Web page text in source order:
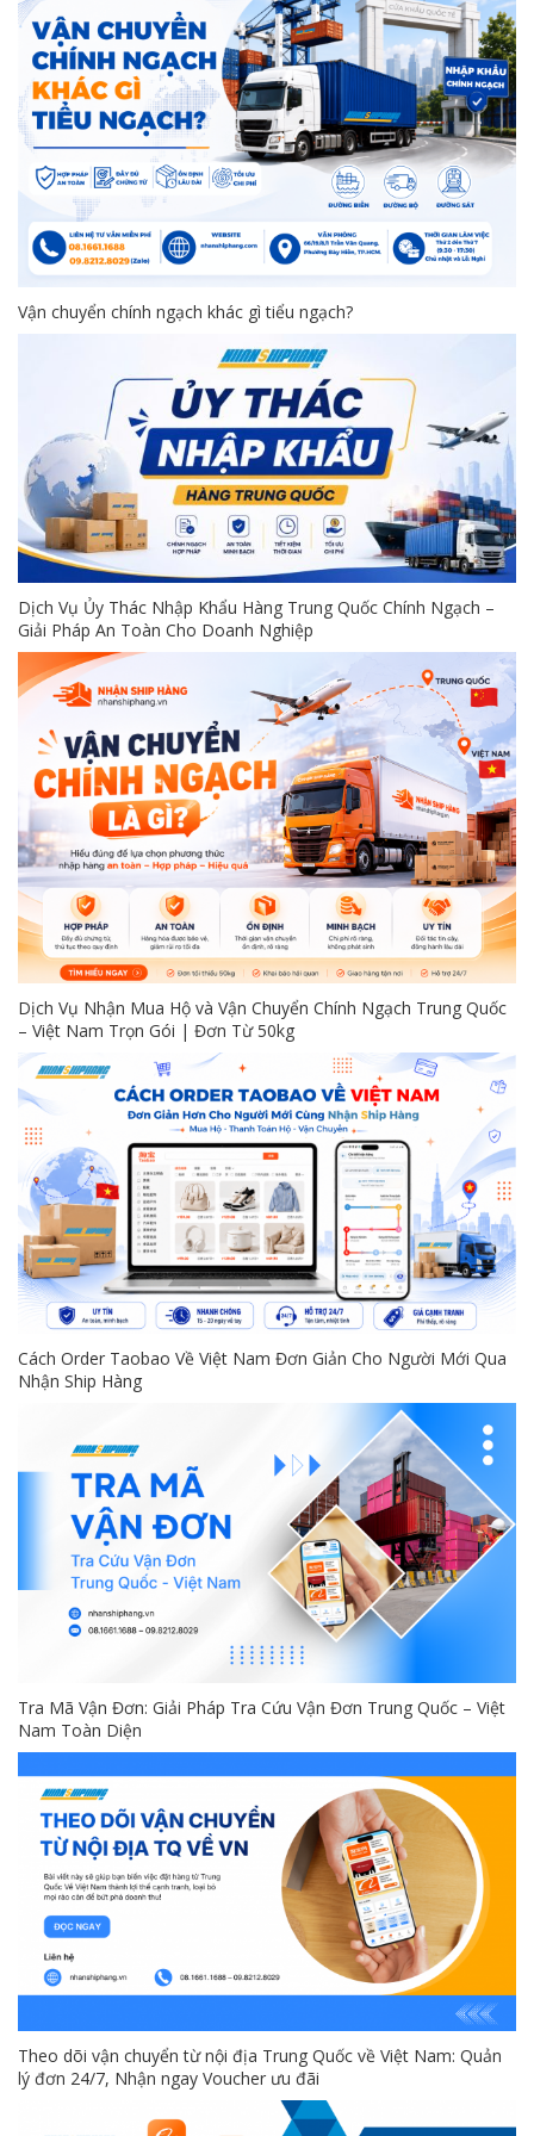
Vận chuyển chính ngạch khác gì tiểu ngạch?
Dịch Vụ Ủy Thác Nhập Khẩu Hàng Trung Quốc Chính Ngạch –
Giải Pháp An Toàn Cho Doanh Nghiệp
Dịch Vụ Nhận Mua Hộ và Vận Chuyển Chính Ngạch Trung Quốc
– Việt Nam Trọn Gói | Đơn Từ 50kg
Cách Order Taobao Về Việt Nam Đơn Giản Cho Người Mới Qua
Nhận Ship Hàng
Tra Mã Vận Đơn: Giải Pháp Tra Cứu Vận Đơn Trung Quốc – Việt
Nam Toàn Diện
Theo dõi vận chuyển từ nội địa Trung Quốc về Việt Nam: Quản
lý đơn 24/7, Nhận ngay Voucher ưu đãi